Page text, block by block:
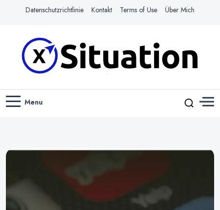
Datenschutzrichtlinie Kontakt Terms of Use Über Mich
X-SITUATION
Menu